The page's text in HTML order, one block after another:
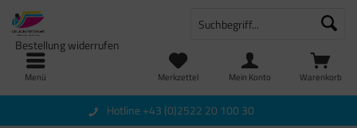
Menü Warenkorb
Merkzettel
Bestellung widerrufen
Mein Konto
Hotline +43 (0)2522 20 100 30